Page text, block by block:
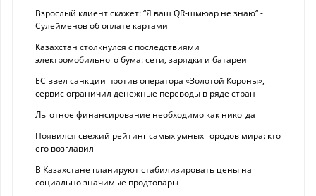
Взрослый клиент скажет: “Я ваш QR-шмюар не знаю“ -
Сулейменов об оплате картами
Казахстан столкнулся с последствиями
электромобильного бума: сети, зарядки и батареи
ЕС ввел санкции против оператора «Золотой Короны»,
сервис ограничил денежные переводы в ряде стран
Льготное финансирование необходимо как никогда
Появился свежий рейтинг самых умных городов мира: кто
его возглавил
В Казахстане планируют стабилизировать цены на
социально значимые продтовары